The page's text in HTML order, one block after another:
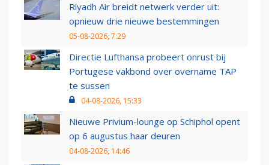
Riyadh Air breidt netwerk verder uit:
opnieuw drie nieuwe bestemmingen
05-08-2026, 7:29
Directie Lufthansa probeert onrust bij
Portugese vakbond over overname TAP
te sussen
04-08-2026, 15:33
Nieuwe Privium-lounge op Schiphol opent
op 6 augustus haar deuren
04-08-2026, 14:46